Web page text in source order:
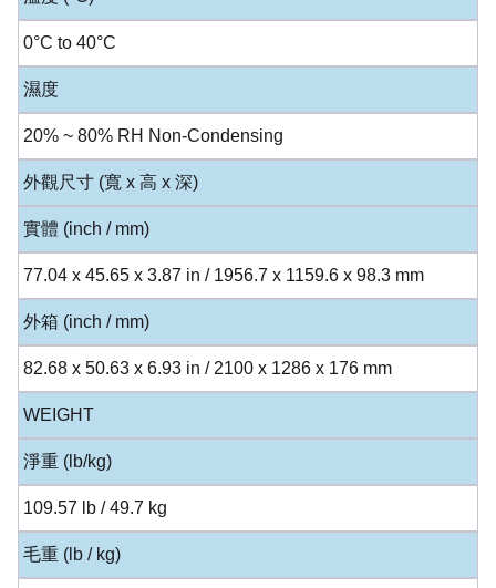
0°C to 40°C
濕度
20% ~ 80% RH Non-Condensing
外觀尺寸 (寬 x 高 x 深)
實體 (inch / mm)
77.04 x 45.65 x 3.87 in / 1956.7 x 1159.6 x 98.3 mm
外箱 (inch / mm)
82.68 x 50.63 x 6.93 in / 2100 x 1286 x 176 mm
WEIGHT
淨重 (lb/kg)
109.57 lb / 49.7 kg
毛重 (lb / kg)